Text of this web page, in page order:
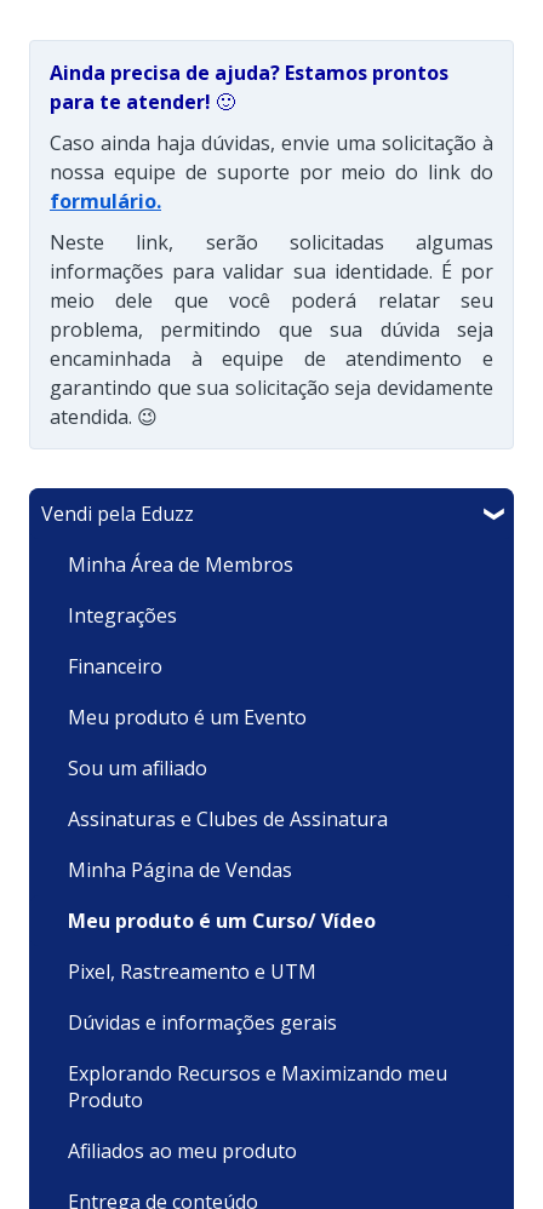
Ainda precisa de ajuda? Estamos prontos
para te atender! 🙂
Caso ainda haja dúvidas, envie uma solicitação à
nossa equipe de suporte por meio do link do
formulário.
Neste link, serão solicitadas algumas
informações para validar sua identidade. É por
meio dele que você poderá relatar seu
problema, permitindo que sua dúvida seja
encaminhada à equipe de atendimento e
garantindo que sua solicitação seja devidamente
atendida. 😉
Vendi pela Eduzz
Minha Área de Membros
Integrações
Financeiro
Meu produto é um Evento
Sou um afiliado
Assinaturas e Clubes de Assinatura
Minha Página de Vendas
Meu produto é um Curso/ Vídeo
Pixel, Rastreamento e UTM
Dúvidas e informações gerais
Explorando Recursos e Maximizando meu
Produto
Afiliados ao meu produto
Entrega de conteúdo